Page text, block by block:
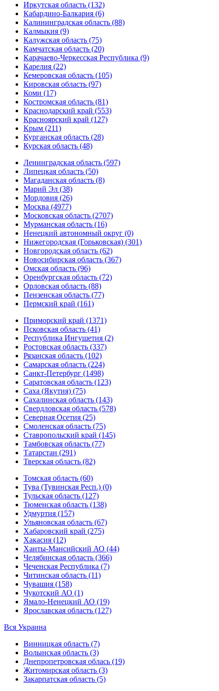
Иркутская область (132)
Кабардино-Балкария (6)
Калининградская область (88)
Калмыкия (9)
Калужская область (75)
Камчатская область (20)
Карачаево-Черкесская Республика (9)
Карелия (22)
Кемеровская область (105)
Кировская область (97)
Коми (17)
Костромская область (81)
Краснодарский край (553)
Красноярский край (127)
Крым (211)
Курганская область (28)
Курская область (48)
Ленинградская область (597)
Липецкая область (50)
Магаданская область (8)
Марий Эл (38)
Мордовия (26)
Москва (4977)
Московская область (2707)
Мурманская область (16)
Ненецкий автономный округ (0)
Нижегородская (Горьковская) (301)
Новгородская область (62)
Новосибирская область (367)
Омская область (96)
Оренбургская область (72)
Орловская область (88)
Пензенская область (77)
Пермский край (161)
Приморский край (1371)
Псковская область (41)
Республика Ингушетия (2)
Ростовская область (337)
Рязанская область (102)
Самарская область (224)
Санкт-Петербург (1498)
Саратовская область (123)
Саха (Якутия) (75)
Сахалинская область (143)
Свердловская область (578)
Северная Осетия (25)
Смоленская область (75)
Ставропольский край (145)
Тамбовская область (77)
Татарстан (291)
Тверская область (82)
Томская область (60)
Тува (Тувинская Респ.) (0)
Тульская область (127)
Тюменская область (138)
Удмуртия (157)
Ульяновская область (67)
Хабаровский край (275)
Хакасия (12)
Ханты-Мансийский АО (44)
Челябинская область (366)
Чеченская Республика (7)
Читинская область (11)
Чувашия (158)
Чукотский АО (1)
Ямало-Ненецкий АО (19)
Ярославская область (127)
Вся Украина
Винницкая область (7)
Волынская область (3)
Днепропетровская облась (19)
Житомирская область (3)
Закарпатская область (5)